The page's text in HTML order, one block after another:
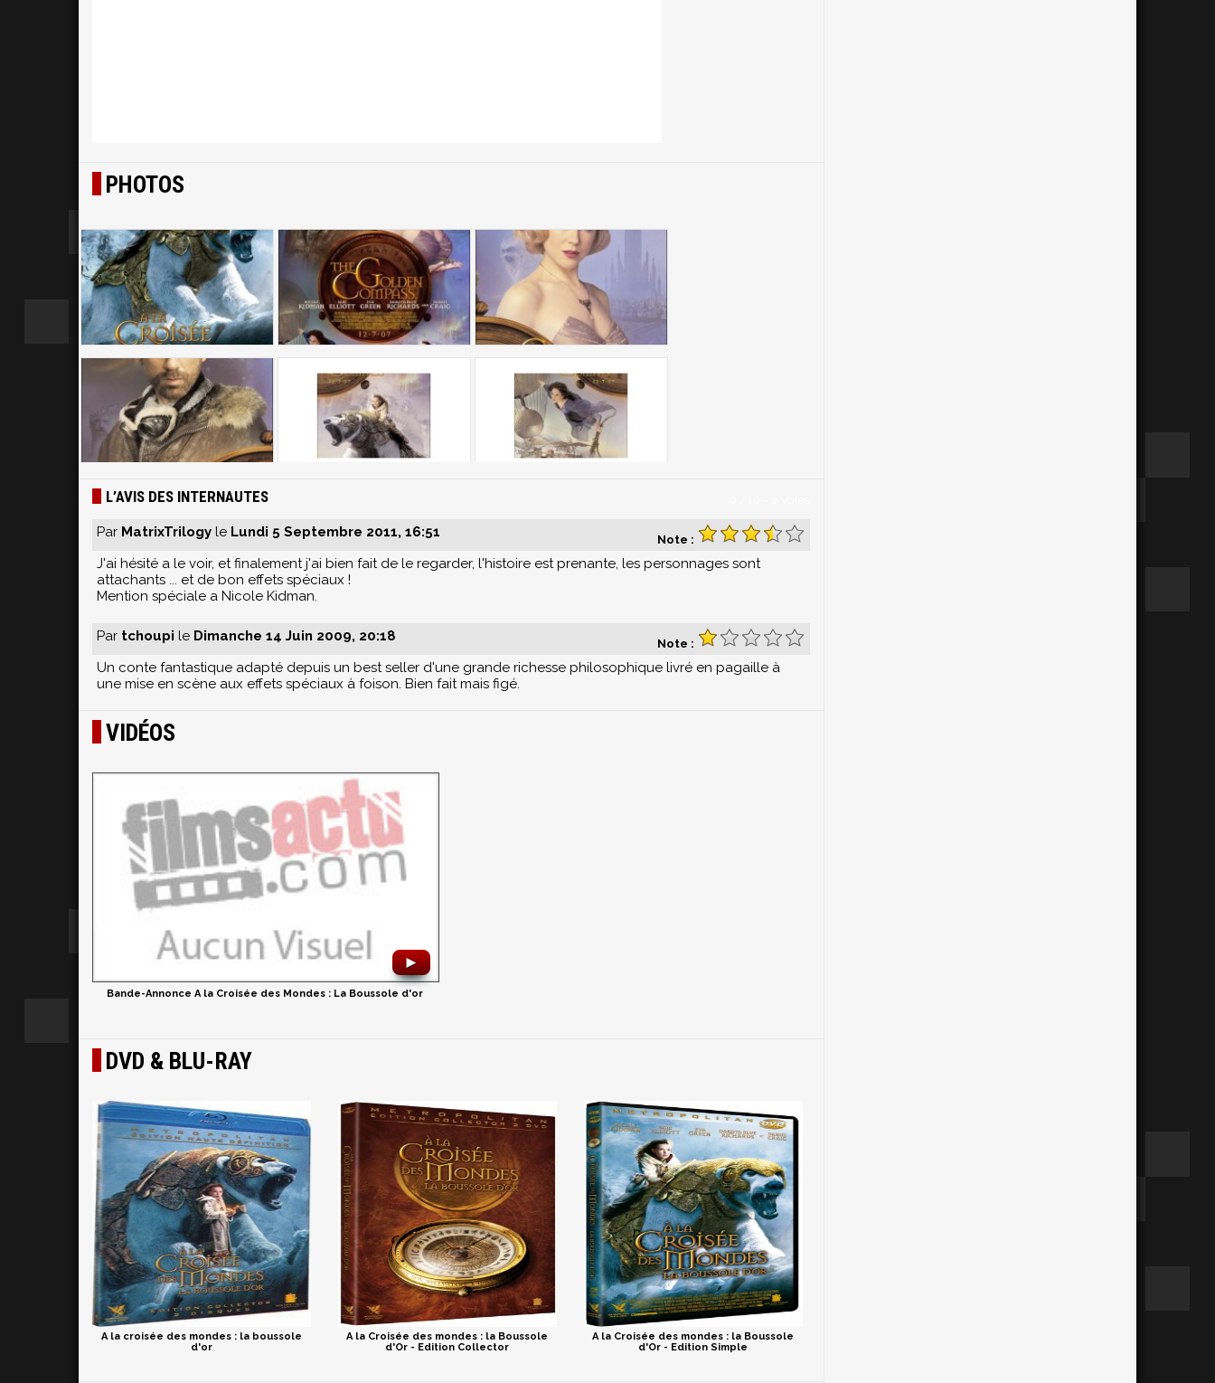
PHOTOS
L’AVIS DES INTERNAUTES
Note :
Par MatrixTrilogy le Lundi 5 Septembre 2011, 16:51
J'ai hésité a le voir, et finalement j'ai bien fait de le regarder, l'histoire est prenante, les personnages sont
attachants ... et de bon effets spéciaux !
Mention spéciale a Nicole Kidman.
Note :
Par tchoupi le Dimanche 14 Juin 2009, 20:18
Un conte fantastique adapté depuis un best seller d'une grande richesse philosophique livré en pagaille à
une mise en scène aux effets spéciaux à foison. Bien fait mais figé.
VIDÉOS
►
Bande-Annonce A la Croisée des Mondes : La Boussole d'or
DVD & BLU-RAY
A la croisée des mondes : la boussole
d'or
A la Croisée des mondes : la Boussole
d'Or - Edition Collector
A la Croisée des mondes : la Boussole
d'Or - Edition Simple